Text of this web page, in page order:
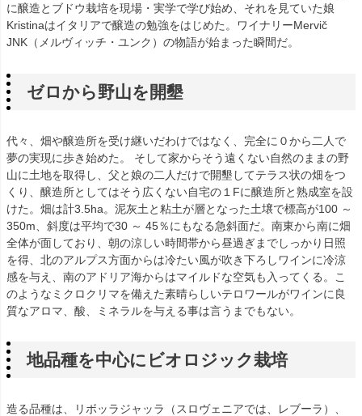
に醸造とブドウ栽培を現場・実学で学び始め、それを見ていた娘
Kristinaはイタリアで醸造の勉強をはじめた。ワイナリーMervič
JNK（メルヴィッチ・ユンク）の物語が始まった瞬間だ。
ゼロから野山を開墾
代々、畑や醸造所を受け継いだわけではなく、完全に０から二人で
夢の実現に歩き始めた。 そして家からそう遠くない自然のままの野
山に土地を取得し、父と娘の二人だけで開墾してテラス状の畑をつ
くり、醸造所としてはそう広くない自宅の１Fに醸造所と熟成室を設
けた。畑は計3.5ha。泥灰土と粘土が層となった土壌で標高が100 ～
350m、斜度は平均で30 ～ 45％にもなる急斜面だ。南東から南に畑
全体が面しており、朝の涼しい時間帯から昼過ぎまでしっかり日照
を得、北のアルプス方面からは冷たい風が吹き下ろしワインに冷涼
感を与え、南のアドリア海からはマイルドな空気も入ってくる。こ
のようなミクロクリマを備えた素晴らしいテロワールがワインに良
質なアロマ、酸、ミネラルを与える事は言うまでもない。
地品種を中心にビオロジック栽培
造る品種は、リボッラジャッラ（スロヴェニアでは、レブーラ）、